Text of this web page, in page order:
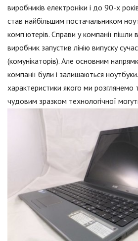
виробників електроніки і до 90-х
став найбільшим постачальником
комп'ютерів. Справи у компанії пішли
виробник запустив лінію випуску
(комунікаторів). Але основним
компанії були і залишаються
характеристики якого ми розглянемо
чудовим зразком технологічної